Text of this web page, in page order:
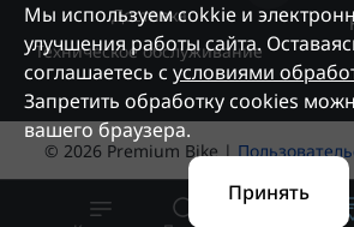
Доставка
Техническое обслуживание
© 2026 Premium Bike |
Мы используем cokkie и
улучшения работы сайта.
соглашаетесь с условиями
Запретить обработку cookies
вашего браузера.
Принять